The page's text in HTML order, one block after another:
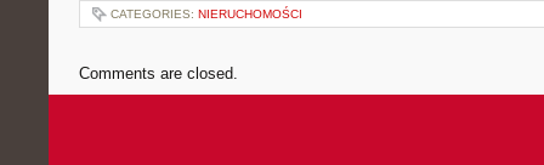
CATEGORIES: NIERUCHOMOŚCI
Comments are closed.